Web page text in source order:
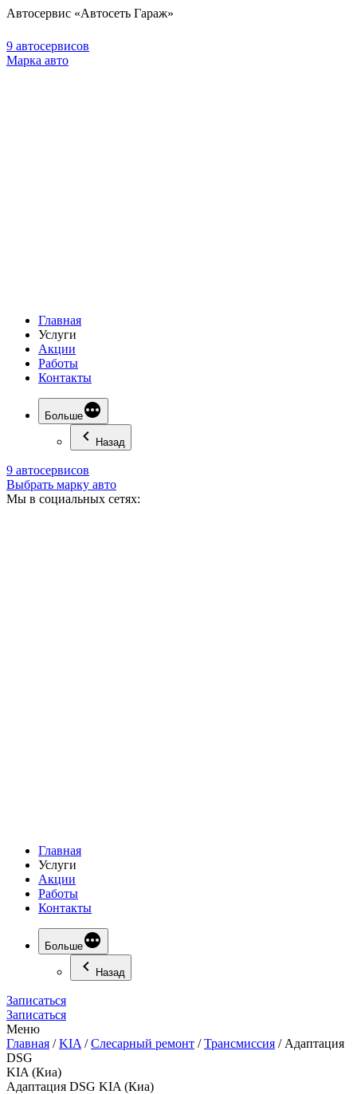
Автосервис «Автосеть Гараж»
9 автосервисов
Марка авто
Главная
Услуги
Акции
Работы
Контакты
Больше
Назад
9 автосервисов
Выбрать марку авто
Мы в социальных сетях:
Главная
Услуги
Акции
Работы
Контакты
Больше
Назад
Записаться
Записаться
Меню
Главная /KIA /Слесарный ремонт /Трансмиссия / Адаптация
DSG
KIA (Киа)
Адаптация DSG KIA (Киа)